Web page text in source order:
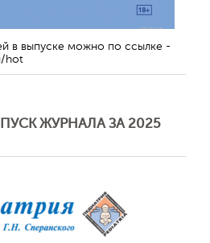
в выпуске можно по ссылке -
hot
ЖУРНАЛА ЗА 2025